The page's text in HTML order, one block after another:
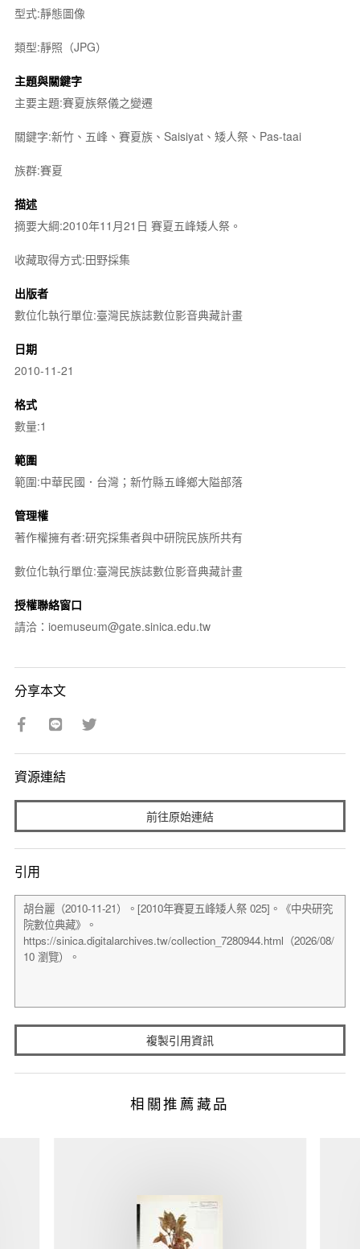
型式:靜態圖像
類型:靜照（JPG）
主題與關鍵字
主要主題:賽夏族祭儀之變遷
關鍵字:新竹、五峰、賽夏族、Saisiyat、矮人祭、Pas-taai
族群:賽夏
描述
摘要大綱:2010年11月21日 賽夏五峰矮人祭。
收藏取得方式:田野採集
出版者
數位化執行單位:臺灣民族誌數位影音典藏計畫
日期
2010-11-21
格式
數量:1
範圍
範圍:中華民國．台灣；新竹縣五峰鄉大隘部落
管理權
著作權擁有者:研究採集者與中研院民族所共有
數位化執行單位:臺灣民族誌數位影音典藏計畫
授權聯絡窗口
請洽：ioemuseum@gate.sinica.edu.tw
分享本文
資源連結
前往原始連結
引用
複製引用資訊
相關推薦藏品